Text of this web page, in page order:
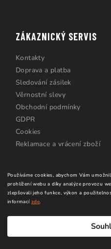
Používáme cookies, abychom Vám
prohlížení webu a díky analýze provozu
zlepšovali jeho funkce, výkon a
informacízde.
ZÁKAZNICKÝ SERVIS
Kontakty
Doprava a platba
Sledování zásilek
Věrnostní slevy
Obchodní podmínky
GDPR
Cookies
Reklamace a vrácení zboží
vyhrazena.